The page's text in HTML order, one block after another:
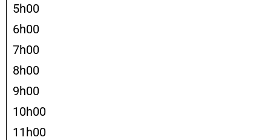
5h00
6h00
7h00
8h00
9h00
10h00
11h00